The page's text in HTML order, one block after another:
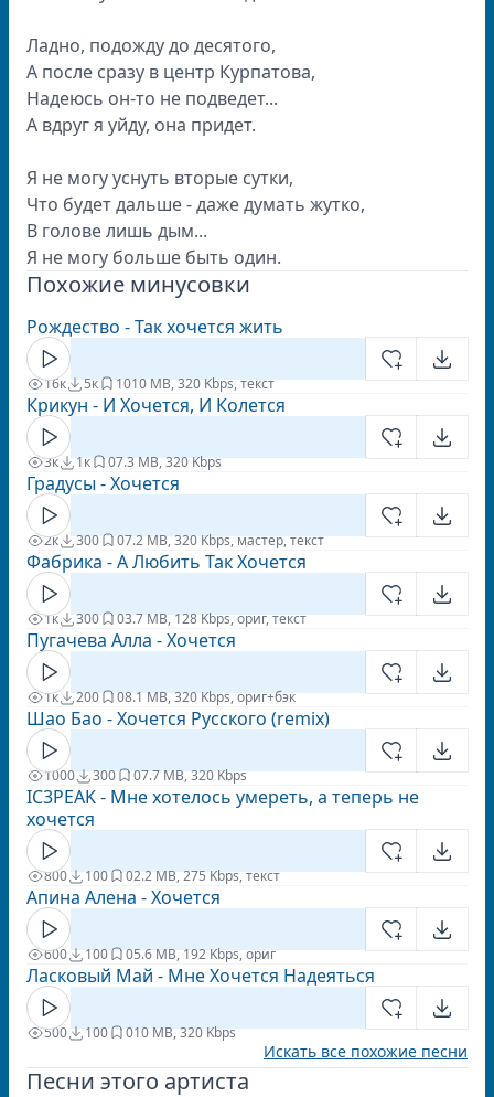
Ладно, подожду до десятого,
А после сразу в центр Курпатова,
Надеюсь он-то не подведет...
А вдруг я уйду, она придет.
Я не могу уснуть вторые сутки,
Что будет дальше - даже думать жутко,
В голове лишь дым...
Я не могу больше быть один.
Похожие минусовки
Рождество - Так хочется жить
16к 5к 1010 MB, 320 Kbps, текст
Крикун - И Хочется, И Колется
3к 1к 07.3 MB, 320 Kbps
Градусы - Хочется
2к 300 07.2 MB, 320 Kbps, мастер, текст
Фабрика - А Любить Так Хочется
1к 300 03.7 MB, 128 Kbps, ориг, текст
Пугачева Алла - Хочется
1к 200 08.1 MB, 320 Kbps, ориг+бэк
Шао Бао - Хочется Русского (remix)
1000 300 07.7 MB, 320 Kbps
IC3PEAK - Мне хотелось умереть, а теперь не
хочется
800 100 02.2 MB, 275 Kbps, текст
Апина Алена - Хочется
600 100 05.6 MB, 192 Kbps, ориг
Ласковый Май - Мне Хочется Надеяться
500 100 010 MB, 320 Kbps
Искать все похожие песни
Песни этого артиста